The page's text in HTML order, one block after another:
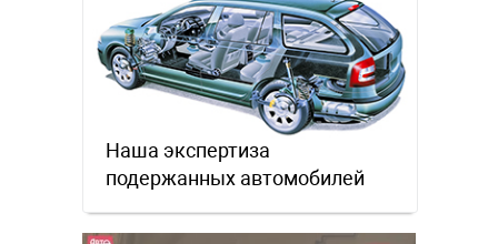
Наша экспертиза
подержанных автомобилей